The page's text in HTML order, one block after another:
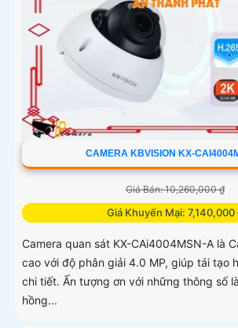
CAMERA KBVISION KX-
Giá Bán: 10,260,000 ₫
Giá Khuyến Mại: 7,140,000
Camera quan sát KX-CAi4004MSN-A là
cao với độ phân giải 4.0 MP, giúp tái tạo
chi tiết. Ấn tượng ơn với những thông số
hồng...